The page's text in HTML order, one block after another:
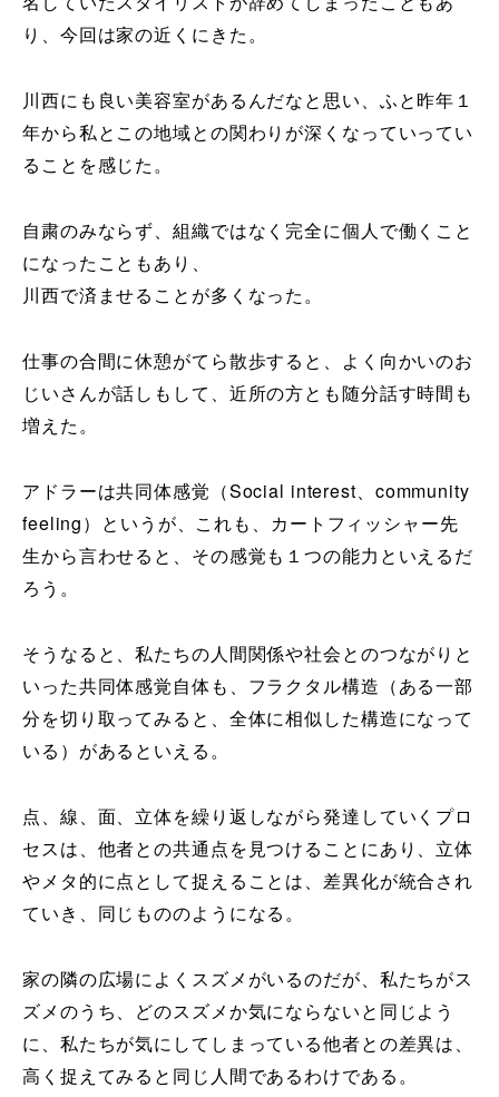
り、今回は家の近くにきた。
川西にも良い美容室があるんだなと思い、ふと昨年１
年から私とこの地域との関わりが深くなっていってい
ることを感じた。
自粛のみならず、組織ではなく完全に個人で働くこと
になったこともあり、
川西で済ませることが多くなった。
仕事の合間に休憩がてら散歩すると、よく向かいのお
じいさんが話しもして、近所の方とも随分話す時間も
増えた。
アドラーは共同体感覚（Social interest、community
feeling）というが、これも、カートフィッシャー先
生から言わせると、その感覚も１つの能力といえるだ
ろう。
そうなると、私たちの人間関係や社会とのつながりと
いった共同体感覚自体も、フラクタル構造（ある一部
分を切り取ってみると、全体に相似した構造になって
いる）があるといえる。
点、線、面、立体を繰り返しながら発達していくプロ
セスは、他者との共通点を見つけることにあり、立体
やメタ的に点として捉えることは、差異化が統合され
ていき、同じもののようになる。
家の隣の広場によくスズメがいるのだが、私たちがス
ズメのうち、どのスズメか気にならないと同じよう
に、私たちが気にしてしまっている他者との差異は、
高く捉えてみると同じ人間であるわけである。